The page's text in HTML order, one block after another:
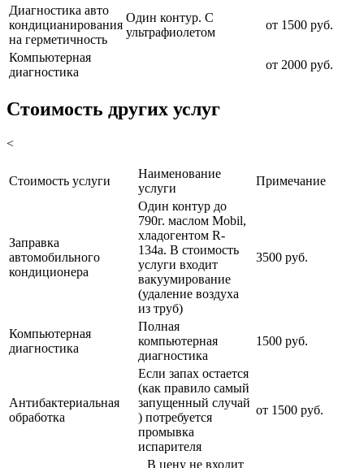
Диагностика авто
кондицианирования
на герметичность
Один контур. С
ультрафиолетом
от 1500 руб.
Компьютерная
диагностика
от 2000 руб.
Стоимость других услуг
<
Стоимость услуги
Наименование
услуги
Примечание
Заправка
автомобильного
кондиционера
Один контур до
790г. маслом Mobil,
хладогентом R-
134a. В стоимость
услуги входит
вакуумирование
(удаление воздуха
из труб)
3500 руб.
Компьютерная
диагностика
Полная
компьютерная
диагностика
1500 руб.
Антибактериальная
обработка
Если запах остается
(как правило самый
запущенный случай
) потребуется
промывка
испарителя
от 1500 руб.
В цену не входит